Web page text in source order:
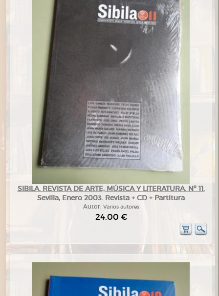
SIBILA. REVISTA DE ARTE, MÚSICA Y LITERATURA. Nº 11.
Sevilla, Enero 2003. Revista + CD + Partitura
Autor: Varios autores
24,00 €